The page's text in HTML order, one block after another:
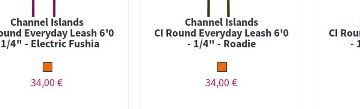
Channel Islands
Everyday Leash 6'0
4" - Electric Fushia
34,00 €
Channel Islands
CI Round Everyday Leash 6'0
- 1/4" - Roadie
34,00 €
CI
-